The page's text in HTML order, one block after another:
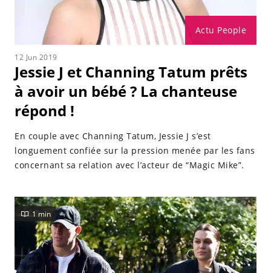
Actu People
12 Jun 2019
Jessie J et Channing Tatum prêts
à avoir un bébé ? La chanteuse
répond !
En couple avec Channing Tatum, Jessie J s’est
longuement confiée sur la pression menée par les fans
concernant sa relation avec l’acteur de “Magic Mike”.
1 min